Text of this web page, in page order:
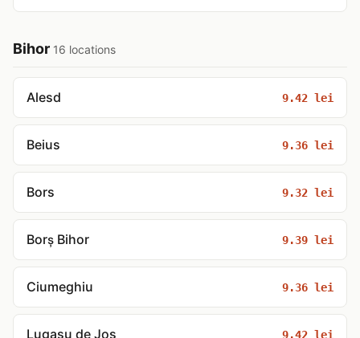
Bihor 16 locations
Alesd 9.42 lei
Beius 9.36 lei
Bors 9.32 lei
Borș Bihor 9.39 lei
Ciumeghiu 9.36 lei
Lugasu de Jos 9.42 lei